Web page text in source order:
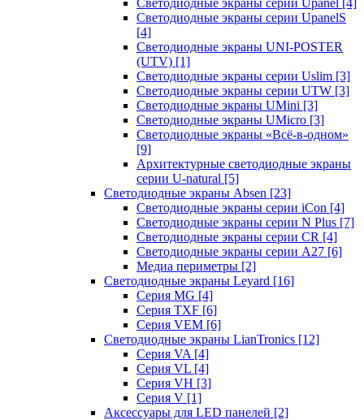
Светодиодные экраны серии Upanel [4]
Светодиодные экраны серии UpanelS
[4]
Светодиодные экраны UNI-POSTER
(UTV) [1]
Светодиодные экраны серии Uslim [3]
Светодиодные экраны серии UTW [3]
Светодиодные экраны UMini [3]
Светодиодные экраны UMicro [3]
Светодиодные экраны «Всё-в-одном»
[9]
Архитектурные светодиодные экраны
серии U-natural [5]
Светодиодные экраны Absen [23]
Светодиодные экраны серии iCon [4]
Светодиодные экраны серии N Plus [7]
Светодиодные экраны серии CR [4]
Светодиодные экраны серии А27 [6]
Медиа периметры [2]
Светодиодные экраны Leyard [16]
Серия MG [4]
Серия TXF [6]
Серия VEM [6]
Светодиодные экраны LianTronics [12]
Серия VA [4]
Серия VL [4]
Серия VH [3]
Серия V [1]
Аксессуары для LED панелей [2]